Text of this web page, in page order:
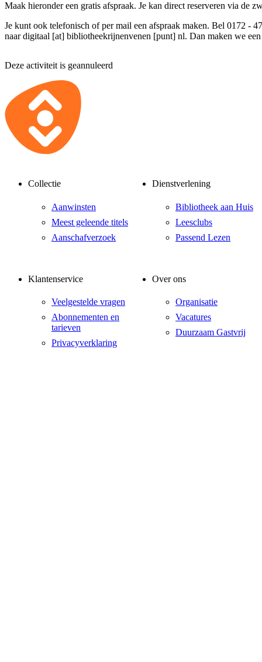
Maak hieronder een gratis afspraak. Je kan direct reserveren via de
Je kunt ook telefonisch of per mail een afspraak maken. Bel 0172 -
naardigitaal [at] bibliotheekrijnenvenen [punt] nl. Dan maken we
Deze activiteit is geannuleerd
Collectie
Aanwinsten
Meest geleende titels
Aanschafverzoek
Dienstverlening
Bibliotheek aan Huis
Leesclubs
Passend Lezen
Klantenservice
Veelgestelde vragen
Abonnementen en
tarieven
Privacyverklaring
Over ons
Organisatie
Vacatures
Duurzaam Gastvrij